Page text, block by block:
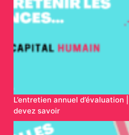
L’entretien annuel
devez savoir